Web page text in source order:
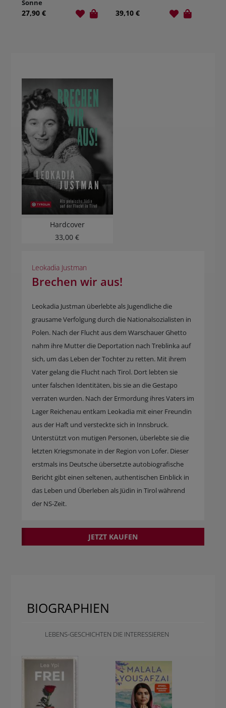
Sonne
untergeht
27,90 € 39,10 €
Hardcover
33,00 €
Leokadia Justman
Brechen wir aus!
Leokadia Justman überlebte als Jugendliche die
grausame Verfolgung durch die Nationalsozialisten in
Polen. Nach der Flucht aus dem Warschauer Ghetto
nahm ihre Mutter die Deportation nach Treblinka auf
sich, um das Leben der Tochter zu retten. Mit ihrem
Vater gelang die Flucht nach Tirol. Dort lebten sie
unter falschen Identitäten, bis sie an die Gestapo
verraten wurden. Nach der Ermordung ihres Vaters im
Lager Reichenau entkam Leokadia mit einer Freundin
aus der Haft und versteckte sich in Innsbruck.
Unterstützt von mutigen Personen, überlebte sie die
letzten Kriegsmonate in der Region von Lofer. Dieser
erstmals ins Deutsche übersetzte autobiografische
Bericht gibt einen seltenen, authentischen Einblick in
das Leben und Überleben als Jüdin in Tirol während
der NS-Zeit.
JETZT KAUFEN
BIOGRAPHIEN
LEBENS-GESCHICHTEN DIE INTERESSIEREN